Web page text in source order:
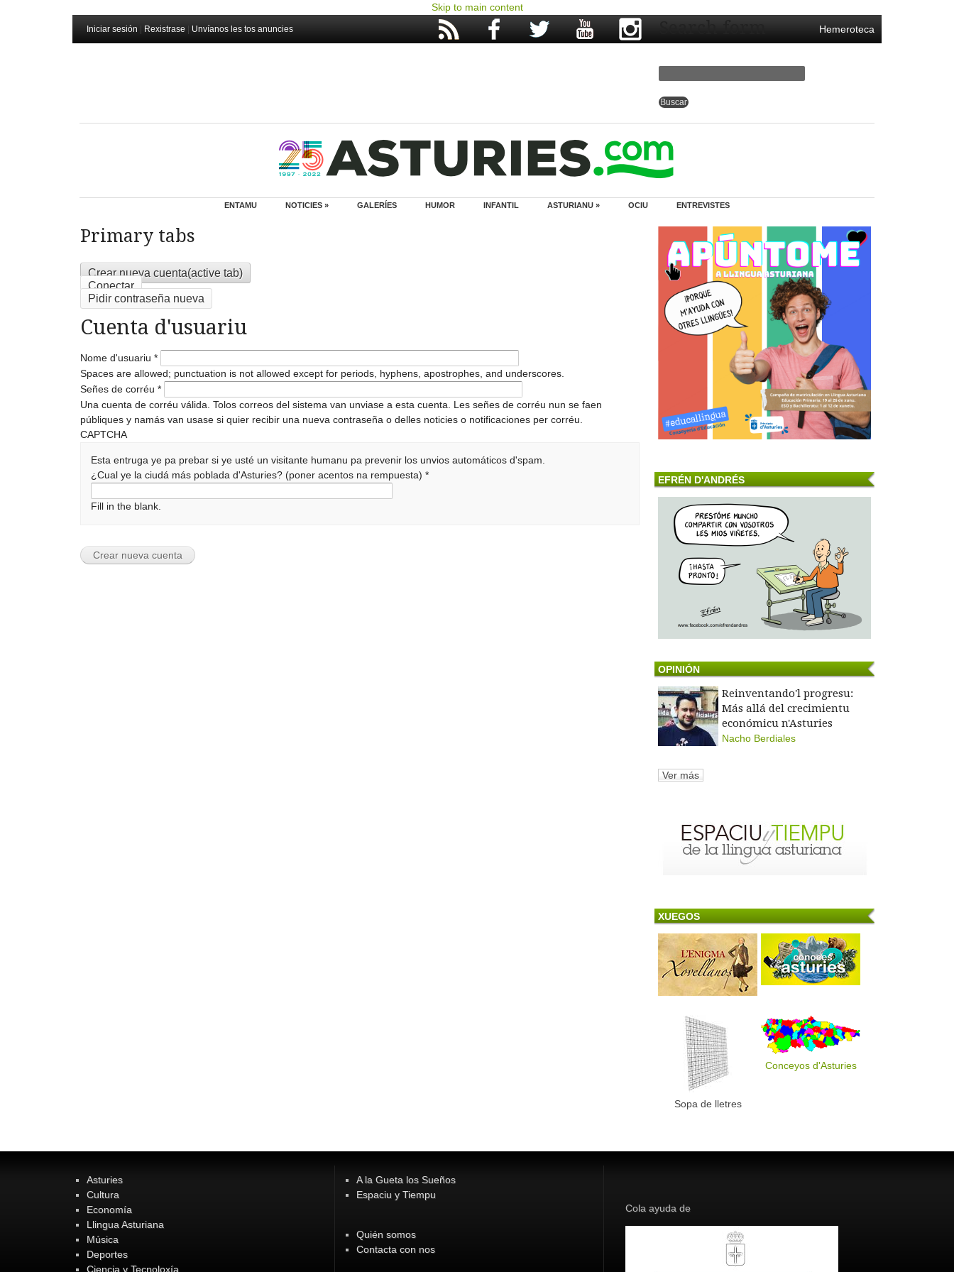
Skip to main content
Iniciar sesión Rexistrase Unvíanos les tos anuncies Hemeroteca
Search form
ENTAMU NOTICIES » GALERÍES HUMOR INFANTIL ASTURIANU » OCIU ENTREVISTES
Primary tabs
Crear nueva cuenta(active tab)
Conectar
Pidir contraseña nueva
Cuenta d'usuariu
Nome d'usuariu *
Spaces are allowed; punctuation is not allowed except for periods, hyphens, apostrophes, and underscores.
Señes de corréu *
Una cuenta de corréu válida. Tolos correos del sistema van unviase a esta cuenta. Les señes de corréu nun se faen
públiques y namás van usase si quier recibir una nueva contraseña o delles noticies o notificaciones per corréu.
CAPTCHA
Esta entruga ye pa prebar si ye usté un visitante humanu pa prevenir los unvios automáticos d'spam.
¿Cual ye la ciudá más poblada d'Asturies? (poner acentos na rempuesta)*
Fill in the blank.
EFRÉN D'ANDRÉS
OPINIÓN
Reinventando'l progresu:
Más allá del crecimientu
económicu n'Asturies
Nacho Berdiales
Ver más
XUEGOS
Sopa de lletres
Conceyos d'Asturies
Asturies
Cultura
Economía
Llingua Asturiana
Música
Deportes
Ciencia y Tecnoloxía
A la Gueta los Sueños
Espaciu y Tiempu
Quién somos
Contacta con nos
Cola ayuda de